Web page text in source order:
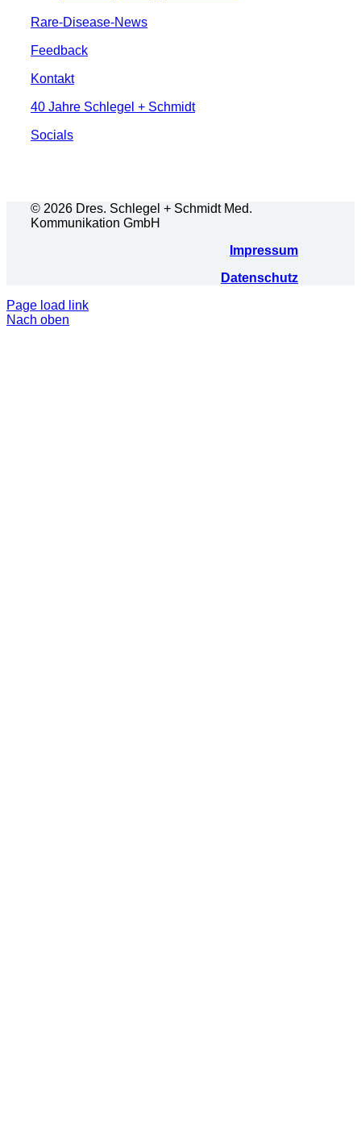
Rare-Disease-News
Feedback
Kontakt
40 Jahre Schlegel + Schmidt
Socials
© 2026 Dres. Schlegel + Schmidt Med.
Kommunikation GmbH
Impressum
Datenschutz
Page load link
Nach oben